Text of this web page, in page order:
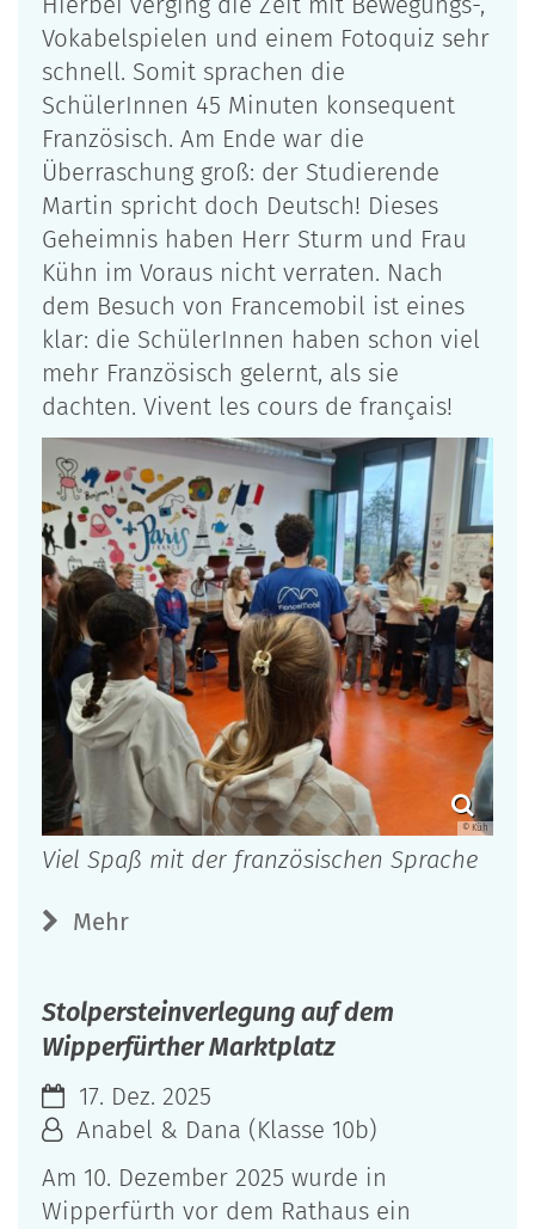
Vokabelspielen und einem Fotoquiz sehr
schnell. Somit sprachen die
SchülerInnen 45 Minuten konsequent
Französisch. Am Ende war die
Überraschung groß: der Studierende
Martin spricht doch Deutsch! Dieses
Geheimnis haben Herr Sturm und Frau
Kühn im Voraus nicht verraten. Nach
dem Besuch von Francemobil ist eines
klar: die SchülerInnen haben schon viel
mehr Französisch gelernt, als sie
dachten. Vivent les cours de français!
© Küh
Viel Spaß mit der französischen Sprache
Mehr
Stolpersteinverlegung auf dem
Wipperfürther Marktplatz
17. Dez. 2025
Anabel & Dana (Klasse 10b)
Am 10. Dezember 2025 wurde in
Wipperfürth vor dem Rathaus ein